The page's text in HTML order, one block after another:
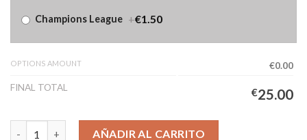
Champions League +€1.50
OPTIONS AMOUNT
€0.00
FINAL TOTAL
€25.00
Camiseta Juventus Segunda Equipación Mujer 2025/2026
AÑADIR AL CARRITO